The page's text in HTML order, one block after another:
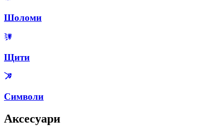
Шоломи
Щити
Символи
Аксесуари